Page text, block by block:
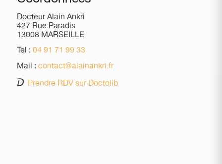
Docteur Alain Ankri
427 Rue Paradis
13008 MARSEILLE
Tel : 04 91 71 99 33
Mail : contact@alainankri.fr
Prendre RDV sur Doctolib